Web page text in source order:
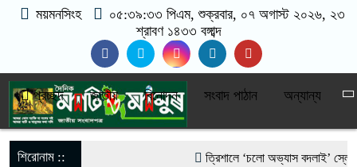
ময়মনসিংহ ০৫:৩৯:৩৪ পিএম, শুক্রবার, ০৭ অগাস্ট ২০২৬, ২৩
শ্রাবণ ১৪৩৩ বঙ্গাব্দ
প্রচ্ছদ জাতীয় বিনোদন সংবাদ পাঠান অন্যান্য
শিরোনাম :: ‎ত্রিশালে ‘চলো অভ্যাস বদলাই’